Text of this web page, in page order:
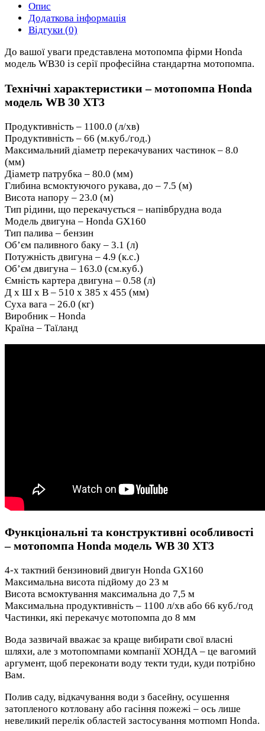
Опис
Додаткова інформація
Відгуки (0)
До вашої уваги представлена мотопомпа фірми Honda
модель WB30 із серії професійна стандартна мотопомпа.
Технічні характеристики – мотопомпа Honda
модель WB 30 XT3
Продуктивність – 1100.0 (л/хв)
Продуктивність – 66 (м.куб./год.)
Максимальний діаметр перекачуваних частинок – 8.0
(мм)
Діаметр патрубка – 80.0 (мм)
Глибина всмоктуючого рукава, до – 7.5 (м)
Висота напору – 23.0 (м)
Тип рідини, що перекачується – напівбрудна вода
Модель двигуна – Honda GX160
Тип палива – бензин
Об’єм паливного баку – 3.1 (л)
Потужність двигуна – 4.9 (к.с.)
Об’єм двигуна – 163.0 (см.куб.)
Ємність картера двигуна – 0.58 (л)
Д х Ш х В – 510 х 385 х 455 (мм)
Суха вага – 26.0 (кг)
Виробник – Honda
Країна – Таїланд
Функціональні та конструктивні особливості
– мотопомпа Honda модель WB 30 XT3
4-х тактний бензиновий двигун Honda GX160
Максимальна висота підйому до 23 м
Висота всмоктування максимальна до 7,5 м
Максимальна продуктивність – 1100 л/хв або 66 куб./год
Частинки, які перекачує мотопомпа до 8 мм
Вода зазвичай вважає за краще вибирати свої власні
шляхи, але з мотопомпами компанії ХОНДА – це вагомий
аргумент, щоб переконати воду текти туди, куди потрібно
Вам.
Полив саду, відкачування води з басейну, осушення
затопленого котловану або гасіння пожежі – ось лише
невеликий перелік областей застосування мотпомп Honda.